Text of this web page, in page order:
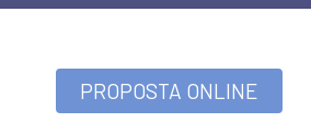
PROPOSTA ONLINE